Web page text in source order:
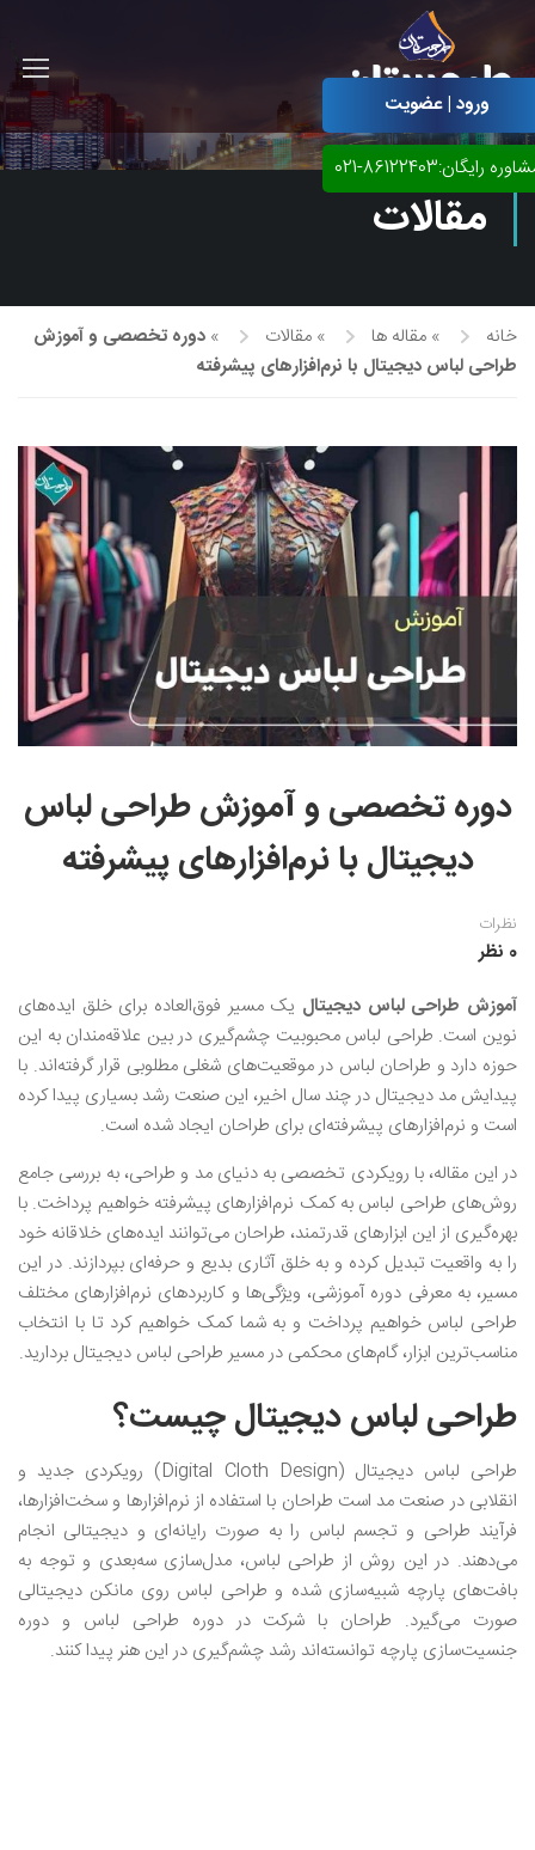
آموزش مجازی طراحی لباس
آموزش مجازی گرافیک
آموزش مجازی طراحی داخلی
نقاشی پاستل
نقاشی رنگ روغن
نقاشی آبرنگ
نقاشی کودک و نوجوان
طراحی سیاه قلم
نقاشی مینیاتور(نگارگری)
نقاشی تذهیب و گل و مرغ
خوشنویسی نستعلیق
خوشنویسی با خودکار
خط نقاشی
ورود | عضویت
رایگان:86122403-021
مقالات
خانه » مقاله ها » مقالات » دوره تخصصی و آموزش
طراحی لباس دیجیتال با نرم‌افزارهای پیشرفته
دوره تخصصی و آموزش طراحی لباس
دیجیتال با نرم‌افزارهای پیشرفته
نظرات
0 نظر
آموزش طراحی لباس دیجیتال یک مسیر فوق‌العاده برای خلق ایده‌های
نوین است. طراحی لباس محبوبیت چشم‌گیری در بین علاقه‌مندان به این
حوزه دارد و طراحان لباس در موقعیت‌های شغلی مطلوبی قرار گرفته‌اند. با
پیدایش مد دیجیتال در چند سال اخیر، این صنعت رشد بسیاری پیدا کرده
است و نرم‌افزارهای پیشرفته‌ای برای طراحان ایجاد شده است.
در این مقاله، با رویکردی تخصصی به دنیای مد و طراحی، به بررسی جامع
روش‌های طراحی لباس به کمک نرم‌افزارهای پیشرفته خواهیم پرداخت. با
بهره‌گیری از این ابزارهای قدرتمند، طراحان می‌توانند ایده‌های خلاقانه خود
را به واقعیت تبدیل کرده و به خلق آثاری بدیع و حرفه‌ای بپردازند. در این
مسیر، به معرفی دوره آموزشی، ویژگی‌ها و کاربردهای نرم‌افزارهای مختلف
طراحی لباس خواهیم پرداخت و به شما کمک خواهیم کرد تا با انتخاب
مناسب‌ترین ابزار، گام‌های محکمی در مسیر طراحی لباس دیجیتال بردارید.
طراحی لباس دیجیتال چیست؟
طراحی لباس دیجیتال (Digital Cloth Design) رویکردی جدید و
انقلابی در صنعت مد است‌ طراحان با استفاده از نرم‌افزارها و سخت‌افزارها،
فرآیند طراحی و تجسم لباس را به صورت رایانه‌ای و دیجیتالی انجام
می‌دهند. در این روش از طراحی لباس، مدل‌سازی سه‌بعدی و توجه به
بافت‌های پارچه شبیه‌سازی شده و طراحی لباس روی مانکن دیجیتالی
صورت می‌گیرد‌. طراحان با شرکت در دوره طراحی لباس و دوره
جنسیت‌سازی پارچه توانسته‌اند رشد چشم‌گیری در این هنر پیدا کنند.